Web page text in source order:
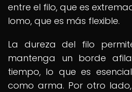
entre el filo, que es
lomo, que es más flexible.
La dureza del filo
mantenga un borde
tiempo, lo que es
como arma. Por otro